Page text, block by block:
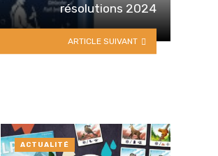
résolutions 2024
ARTICLE SUIVANT
ACTUALITÉ